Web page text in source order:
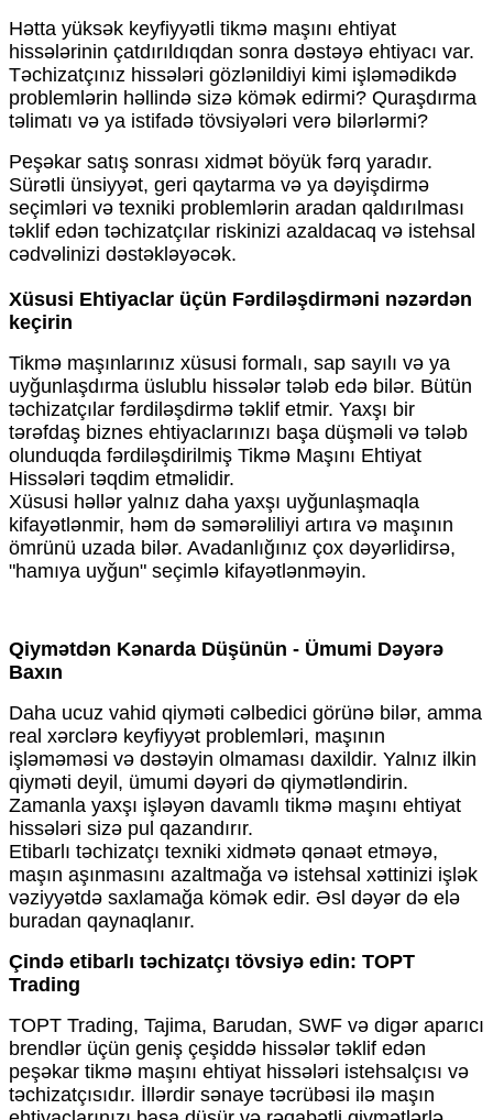
Hətta yüksək keyfiyyətli tikmə maşını ehtiyat
hissələrinin çatdırıldıqdan sonra dəstəyə ehtiyacı var.
Təchizatçınız hissələri gözlənildiyi kimi işləmədikdə
problemlərin həllində sizə kömək edirmi? Quraşdırma
təlimatı və ya istifadə tövsiyələri verə bilərlərmi?
Peşəkar satış sonrası xidmət böyük fərq yaradır.
Sürətli ünsiyyət, geri qaytarma və ya dəyişdirmə
seçimləri və texniki problemlərin aradan qaldırılması
təklif edən təchizatçılar riskinizi azaldacaq və istehsal
cədvəlinizi dəstəkləyəcək.
Xüsusi Ehtiyaclar üçün Fərdiləşdirməni nəzərdən
keçirin
Tikmə maşınlarınız xüsusi formalı, sap sayılı və ya
uyğunlaşdırma üslublu hissələr tələb edə bilər. Bütün
təchizatçılar fərdiləşdirmə təklif etmir. Yaxşı bir
tərəfdaş biznes ehtiyaclarınızı başa düşməli və tələb
olunduqda fərdiləşdirilmiş Tikmə Maşını Ehtiyat
Hissələri təqdim etməlidir.
Xüsusi həllər yalnız daha yaxşı uyğunlaşmaqla
kifayətlənmir, həm də səmərəliliyi artıra və maşının
ömrünü uzada bilər. Avadanlığınız çox dəyərlidirsə,
"hamıya uyğun" seçimlə kifayətlənməyin.
Qiymətdən Kənarda Düşünün - Ümumi Dəyərə
Baxın
Daha ucuz vahid qiyməti cəlbedici görünə bilər, amma
real xərclərə keyfiyyət problemləri, maşının
işləməməsi və dəstəyin olmaması daxildir. Yalnız ilkin
qiyməti deyil, ümumi dəyəri də qiymətləndirin.
Zamanla yaxşı işləyən davamlı tikmə maşını ehtiyat
hissələri sizə pul qazandırır.
Etibarlı təchizatçı texniki xidmətə qənaət etməyə,
maşın aşınmasını azaltmağa və istehsal xəttinizi işlək
vəziyyətdə saxlamağa kömək edir. Əsl dəyər də elə
buradan qaynaqlanır.
Çində etibarlı təchizatçı tövsiyə edin: TOPT
Trading
TOPT Trading, Tajima, Barudan, SWF və digər aparıcı
brendlər üçün geniş çeşiddə hissələr təklif edən
peşəkar tikmə maşını ehtiyat hissələri istehsalçısı və
təchizatçısıdır. İllərdir sənaye təcrübəsi ilə maşın